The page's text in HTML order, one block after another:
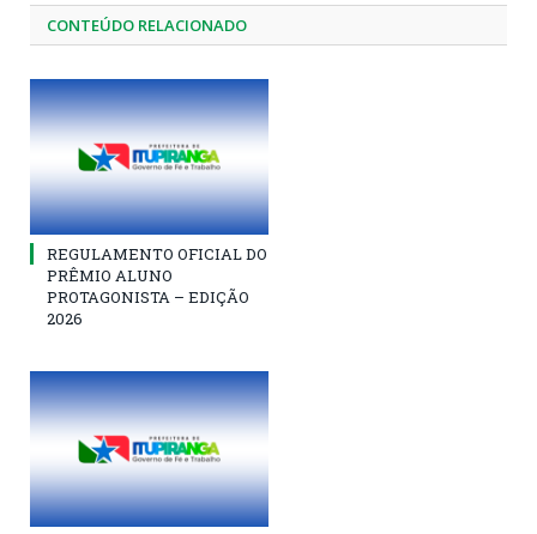
CONTEÚDO RELACIONADO
REGULAMENTO OFICIAL DO
PRÊMIO ALUNO
PROTAGONISTA – EDIÇÃO
2026